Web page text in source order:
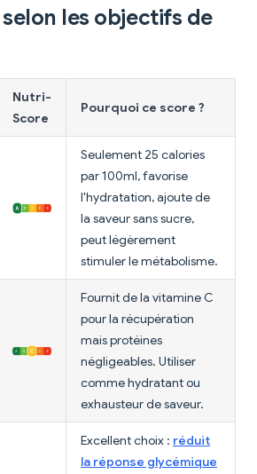
les objectifs de
Nutri-
Score
Pourquoi ce score ?
Seulement 25 calories
par 100ml, favorise
l'hydratation, ajoute de
la saveur sans sucre,
peut légèrement
stimuler le métabolisme.
Fournit de la vitamine C
pour la récupération
mais protéines
négligeables. Utiliser
comme hydratant ou
exhausteur de saveur.
Excellent choix : réduit
la réponse glycémique